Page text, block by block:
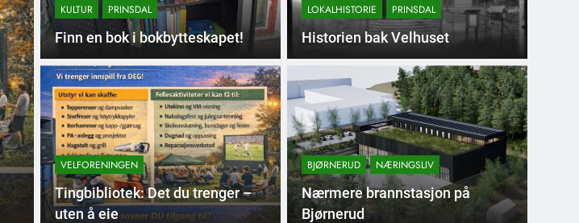
VELFORENINGEN 5 Måneder Ago
Kalenderen
Her er en oversikt over møter og arrangementer i området vårt framover i
2026:
KULTUR PRINSDAL
Finn en bok i bokbytteskapet!
LOKALHISTORIE PRINSDAL
Historien bak Velhuset
VELFORENINGEN
Tingbibliotek: Det du trenger –
uten å eie
BJØRNERUD NÆRINGSLIV
Nærmere brannstasjon på
Bjørnerud